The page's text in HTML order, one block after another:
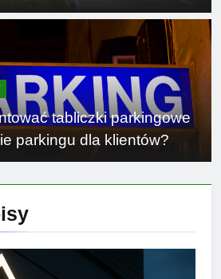
tabliczki parkingowe
parkingu dla klientów?